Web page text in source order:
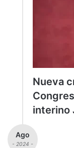
Nueva
interino
Ago
- 2024 -